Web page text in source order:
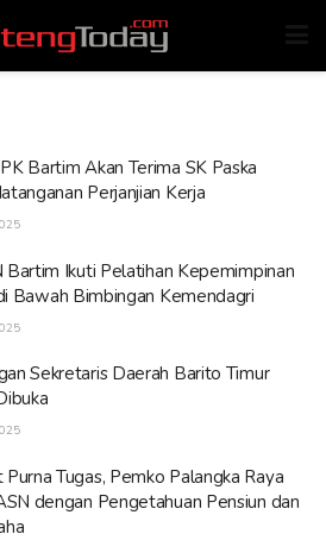
Bartim Akan Terima SK Paska
Perjanjian Kerja
Bartim Ikuti Pelatihan Kepemimpinan
Bawah Bimbingan Kemendagri
Sekretaris Daerah Barito Timur
Tugas, Pemko Palangka Raya
dengan Pengetahuan Pensiun dan